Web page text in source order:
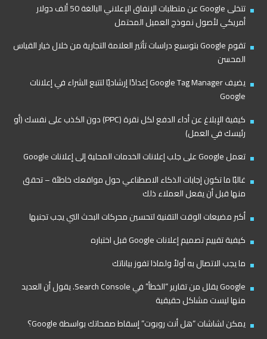
تتخلى Google عن متطلبات الإنفاق الإعلاني البالغة 50 ألف دولار
أمريكي لأصول نموذج العميل المحتمل
تقوم Google بتوسيع دراسات تأثير العلامة التجارية من خلال خيار القياس
المحسن
يضيف Google Tag Manager إعدادًا إرشاديًا لتتبع الشراء في إعلانات
Google
كيفية الإبلاغ عن أداء الدفع لكل نقرة (PPC) دون الكذب على نفسك (أو
رئيسك في العمل)
تعمل Google على جلب إعلانات الخدمات المحلية إلى إعلانات Google
غالبًا ما تكون إجابات الذكاء الاصطناعي حول مواقعك خاطئة – تحقق
منها قبل أن يفعل العملاء ذلك
أكبر مضيعات الوقت التقنية لتحسين محركات البحث التي يجب تجنبها
كيفية تقييم تصميم إعلانات Google قبل اختباره
ما يجب الاتصال به أولاً ولماذا تفوز بياناتك
Google يقلل من تقارير “الخطأ” في Search Console. يقول أن العديد
منها ليست مشاكل حقيقية
يمكن لشاشات “هل أنت روبوت” إسقاط صفحاتك بواسطة Google؟